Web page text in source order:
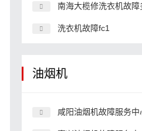
南海大榄修洗衣机故障多少,具体
洗衣机故障fc1
油烟机
咸阳油烟机故障服务中